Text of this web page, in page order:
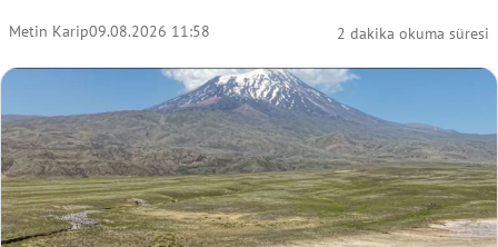
Metin Karip09.08.2026 11:58 2 dakika okuma süresi